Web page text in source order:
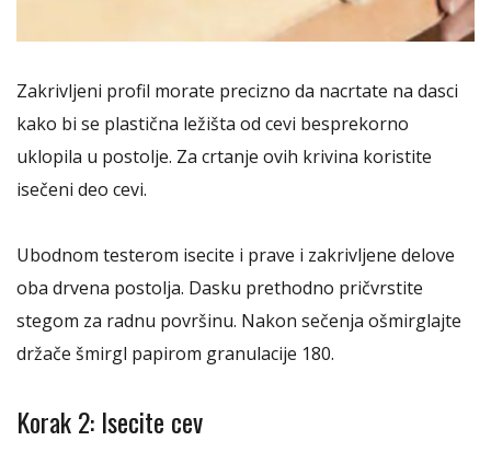
Zakrivljeni profil morate precizno da nacrtate na dasci
kako bi se plastična ležišta od cevi besprekorno
uklopila u postolje. Za crtanje ovih krivina koristite
isečeni deo cevi.
Ubodnom testerom isecite i prave i zakrivljene delove
oba drvena postolja. Dasku prethodno pričvrstite
stegom za radnu površinu. Nakon sečenja ošmirglajte
držače šmirgl papirom granulacije 180.
Korak 2: Isecite cev